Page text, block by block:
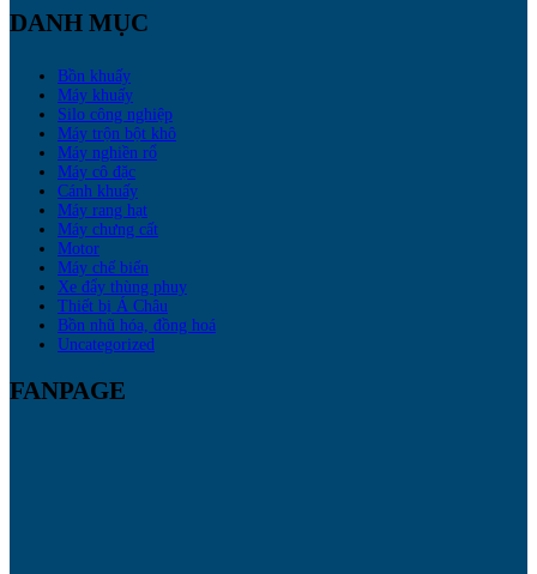
DANH MỤC
Bồn khuấy
Máy khuấy
Silo công nghiệp
Máy trộn bột khô
Máy nghiền rổ
Máy cô đặc
Cánh khuấy
Máy rang hạt
Máy chưng cất
Motor
Máy chế biến
Xe đẩy thùng phuy
Thiết bị Á Châu
Bồn nhũ hóa, đồng hoá
Uncategorized
FANPAGE